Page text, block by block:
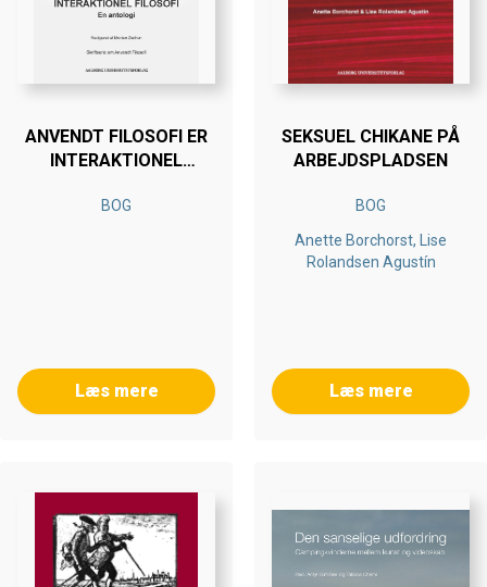
ANVENDT FILOSOFI ER
INTERAKTIONEL
BOG
Læs mere
SEKSUEL CHIKANE PÅ
ARBEJDSPLADSEN
BOG
Anette Borchorst, Lise
Rolandsen Agustín
Læs mere